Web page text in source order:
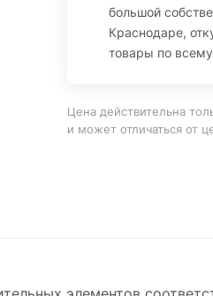
большой
Краснодаре,
товары по
Цена действительна
и может отличаться от